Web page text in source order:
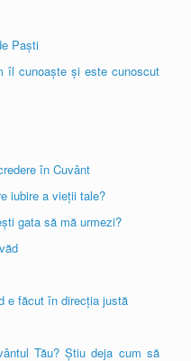
Paști
îl cunoaște și este cunoscut
în Cuvânt
iubire a vieții tale?
gata să mă urmezi?
e făcut în direcția justă
Tău? Știu deja cum să